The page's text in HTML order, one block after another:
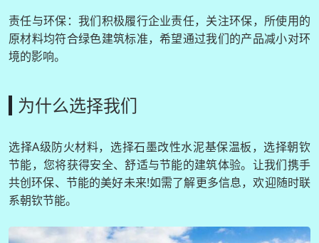
责任与环保：我们积极履行企业责任，关注环保，所使用的
原材料均符合绿色建筑标准，希望通过我们的产品减小对环
境的影响。
为什么选择我们
选择A级防火材料，选择石墨改性水泥基保温板，选择朝钦
节能，您将获得安全、舒适与节能的建筑体验。让我们携手
共创环保、节能的美好未来!如需了解更多信息，欢迎随时联
系朝钦节能。